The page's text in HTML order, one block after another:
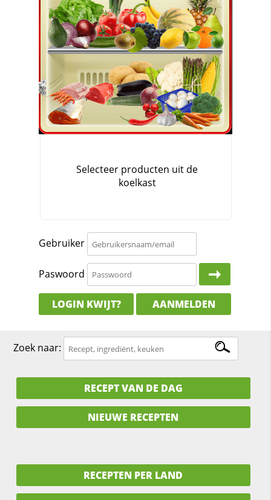
Gebruiker
Paswoord
LOGIN KWIJT? AANMELDEN
Zoek naar:
RECEPT VAN DE DAG
NIEUWE RECEPTEN
RECEPTEN PER LAND